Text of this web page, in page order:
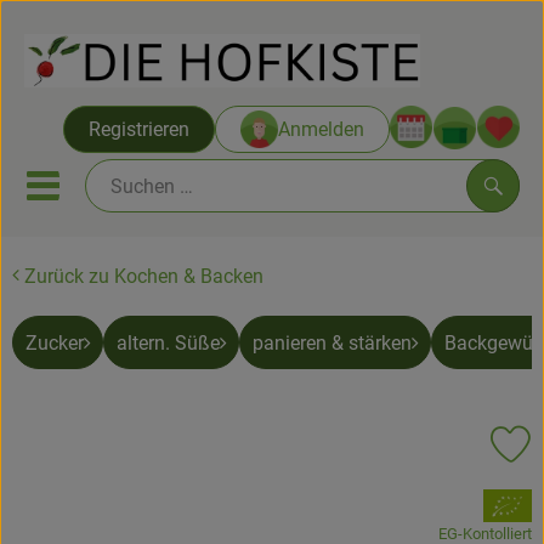
Registrieren Anmelden
Mobiles Menu öffnen oder
Saatgut ab Juli
Themenwelten
Zurück zu Kochen & Backen
Zucker altern. Süße panieren & stärken
, Verband:
EG-Kontolliert